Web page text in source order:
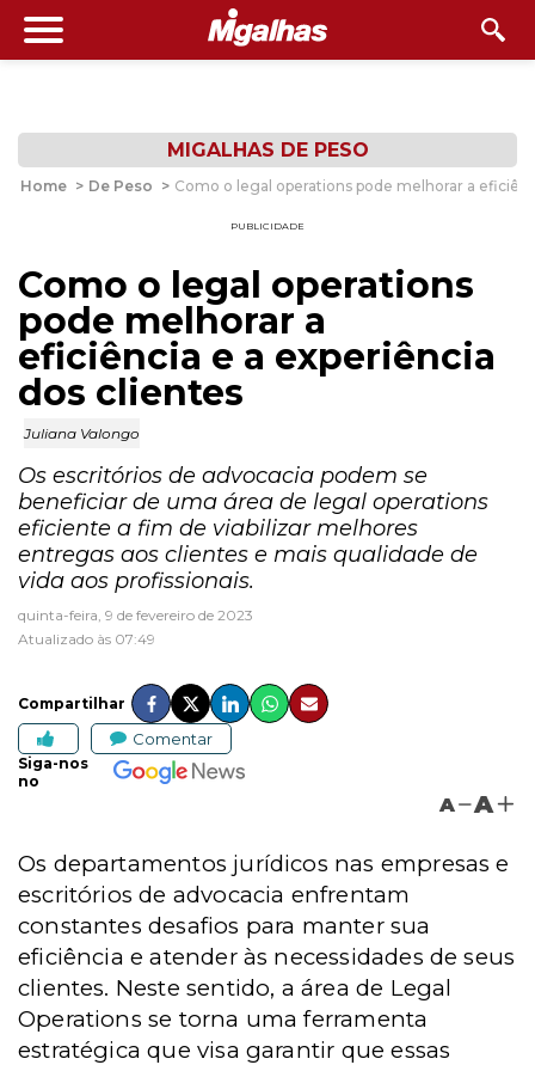
MIGALHAS DE PESO
Home > De Peso > Como o legal operations pode melhorar a
PUBLICIDADE
Como o legal operations
pode melhorar a
eficiência e a experiência
dos clientes
Juliana Valongo
Os escritórios de advocacia podem se
beneficiar de uma área de legal operations
eficiente a fim de viabilizar melhores
entregas aos clientes e mais qualidade de
vida aos profissionais.
quinta-feira, 9 de fevereiro de 2023
Atualizado às 07:49
Compartilhar
Comentar
Siga-nos
no
A A
Os departamentos jurídicos nas empresas e
escritórios de advocacia enfrentam
constantes desafios para manter sua
eficiência e atender às necessidades de seus
clientes. Neste sentido, a área de Legal
Operations se torna uma ferramenta
estratégica que visa garantir que essas